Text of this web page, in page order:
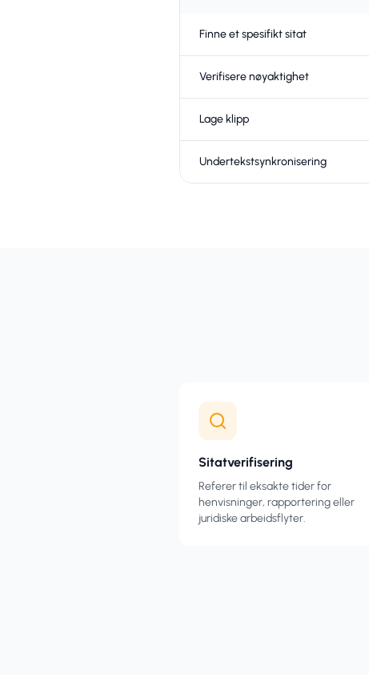
Finne et spesifikt sitat
Verifisere nøyaktighet
Lage klipp
Undertekstsynkronisering
Sitatverifisering
Referer til eksakte tider for
henvisninger, rapportering eller
juridiske arbeidsflyter.